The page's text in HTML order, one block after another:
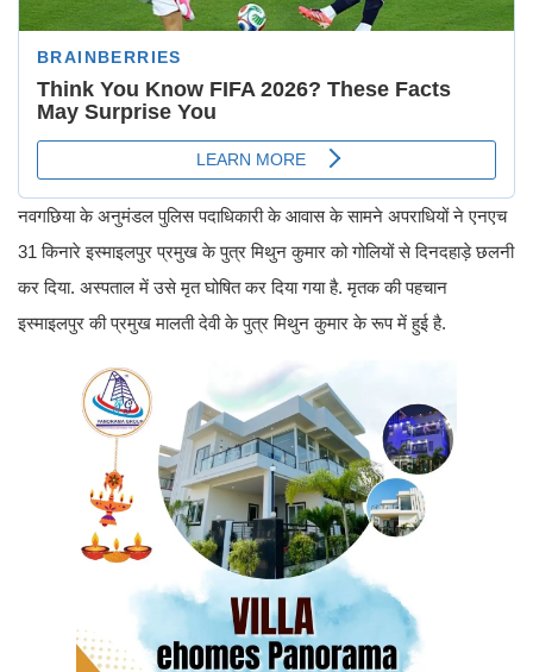
नवगछिया के अनुमंडल पुलिस पदाधिकारी के आवास के सामने अपराधियों ने एनएच
31 किनारे इस्माइलपुर प्रमुख के पुत्र मिथुन कुमार को गोलियों से दिनदहाड़े छलनी
कर दिया. अस्पताल में उसे मृत घोषित कर दिया गया है. मृतक की पहचान
इस्माइलपुर की प्रमुख मालती देवी के पुत्र मिथुन कुमार के रूप में हुई है.